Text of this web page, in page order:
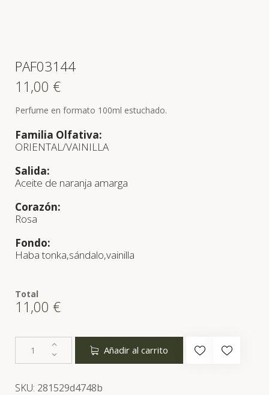
PAF03144
11,00 €
Perfume en formato 100ml estuchado.
Familia Olfativa:
ORIENTAL/VAINILLA
Salida:
Aceite de naranja amarga
Corazón:
Rosa
Fondo:
Haba tonka,sándalo,vainilla
Total
11,00 €
Añadir al carrito
SKU: 281529d4748b